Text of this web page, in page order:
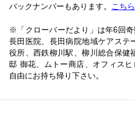
バックナンバーもあります。 こちら
※「クローバーだより」は年6回
長田医院、長田病院地域ケアステ
役所、西鉄柳川駅、柳川総合保健
邸 御花、ムトー商店、オフィス
自由にお持ち帰り下さい。